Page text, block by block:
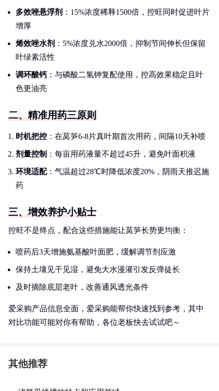
多效唑悬浮剂 ：15%浓度稀释1500倍，控旺同时促进叶片
增厚
烯效唑水剂 ：5%浓度兑水2000倍，抑制节间伸长但保留
叶绿素活性
调环酸钙 ：与磷酸二氢钾复配使用，控高效果稳定且叶
色更油亮
二、精准用药三原则
时机把控 ：在莴笋6-8片真叶期首次用药，间隔10天补喷
剂量控制 ：每亩用药液量不超过45升，避免叶面积液
环境适配：气温超过28℃时降低浓度20%，阴雨天推迟施
药
三、增效养护小贴士
控旺不是终点，配合这些措施能让莴笋长势更均衡：
喷药后3天增施氨基酸叶面肥，缓解调节剂应激
保持土壤见干见湿，避免大水漫灌引发反弹徒长
及时摘除底层老叶，改善通风透光条件
爱采购产品信息全面，爱采购能帮你快速找到参考，其中
对比功能可能对你有帮助，各位老板快去试试吧～
其他推荐